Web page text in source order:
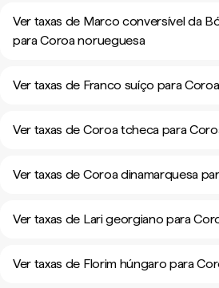
Ver taxas de Marco conversível da
para Coroa norueguesa
Ver taxas de Franco suíço para
Ver taxas de Coroa tcheca para
Ver taxas de Coroa dinamarquesa
Ver taxas de Lari georgiano para
Ver taxas de Florim húngaro para